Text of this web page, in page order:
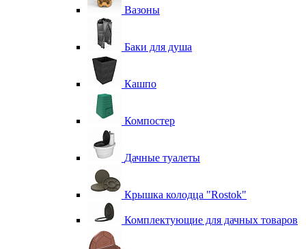
Вазоны
Баки для душа
Кашпо
Компостер
Дачные туалеты
Крышка колодца "Rostok"
Комплектующие для дачных товаров